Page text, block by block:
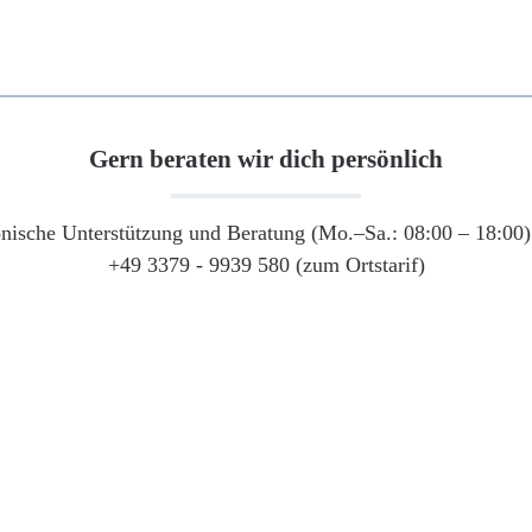
Gern beraten wir dich persönlich
Unterstützung und Beratung (Mo.–Sa.: 08:00 –
+49 3379 - 9939 580 (zum Ortstarif)